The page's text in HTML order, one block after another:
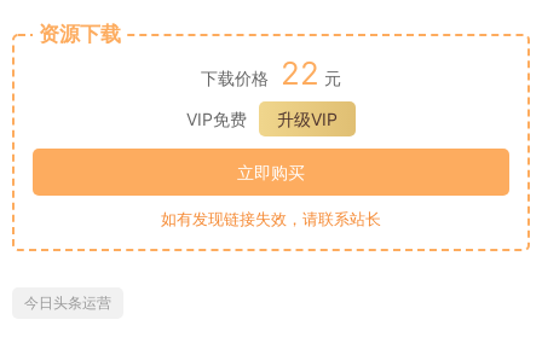
资源下载
下载价格 22 元
VIP免费
升级VIP
立即购买
如有发现链接失效，请联系站长
今日头条运营